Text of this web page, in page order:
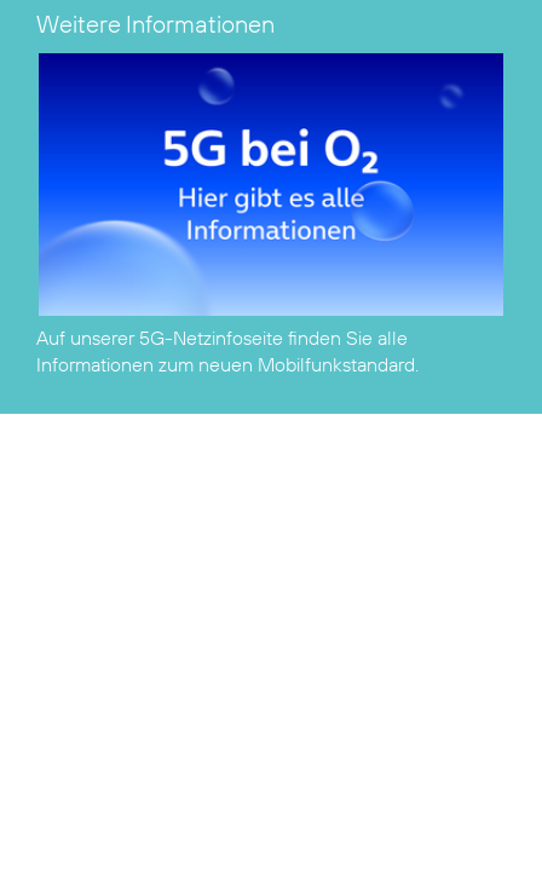
Weitere Informationen
Auf unserer 5G-Netzinfoseite finden Sie alle
Informationen zum neuen Mobilfunkstandard.